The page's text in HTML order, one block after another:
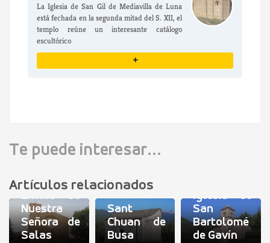
La Iglesia de San Gil de Mediavilla de Luna
está fechada en la segunda mitad del S. XII, el
templo reúne un interesante catálogo
escultórico
+
Te puede interesar...
Artículos relacionados
Ermita de
Nuestra
Señora de
Salas
Sant
Chuan de
Busa
Iglesia de
San
Bartolomé
de Gavín